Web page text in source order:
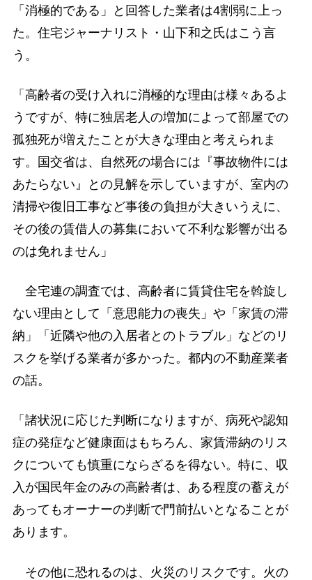
「消極的である」と回答した業者は4割弱に上っ
た。住宅ジャーナリスト・山下和之氏はこう言
う。
「高齢者の受け入れに消極的な理由は様々あるよ
うですが、特に独居老人の増加によって部屋での
孤独死が増えたことが大きな理由と考えられま
す。国交省は、自然死の場合には『事故物件には
あたらない』との見解を示していますが、室内の
清掃や復旧工事など事後の負担が大きいうえに、
その後の賃借人の募集において不利な影響が出る
のは免れません」
全宅連の調査では、高齢者に賃貸住宅を斡旋し
ない理由として「意思能力の喪失」や「家賃の滞
納」「近隣や他の入居者とのトラブル」などのリ
スクを挙げる業者が多かった。都内の不動産業者
の話。
「諸状況に応じた判断になりますが、病死や認知
症の発症など健康面はもちろん、家賃滞納のリス
クについても慎重にならざるを得ない。特に、収
入が国民年金のみの高齢者は、ある程度の蓄えが
あってもオーナーの判断で門前払いとなることが
あります。
その他に恐れるのは、火災のリスクです。火の